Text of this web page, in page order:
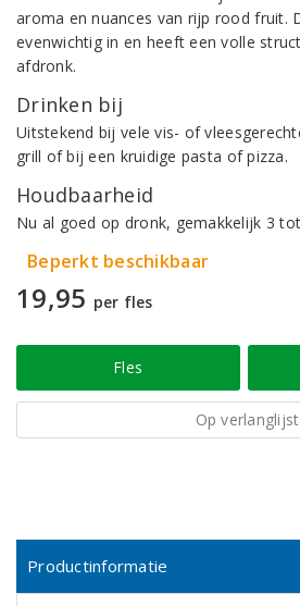
aroma en nuances van rijp rood fruit.
evenwichtig in en heeft een volle
afdronk.
Drinken bij
Uitstekend bij vele vis- of
grill of bij een kruidige pasta of pizza.
Houdbaarheid
Nu al goed op dronk, gemakkelijk 3
Beperkt beschikbaar
19,95 per fles
Fles
Op verlanglijst
Productinformatie